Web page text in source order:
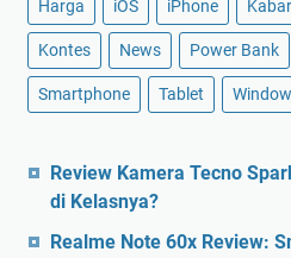
Harga iOS iPhone
Kontes News Power Bank
Smartphone Tablet
Review Kamera Tecno
di Kelasnya?
Realme Note 60x Review: